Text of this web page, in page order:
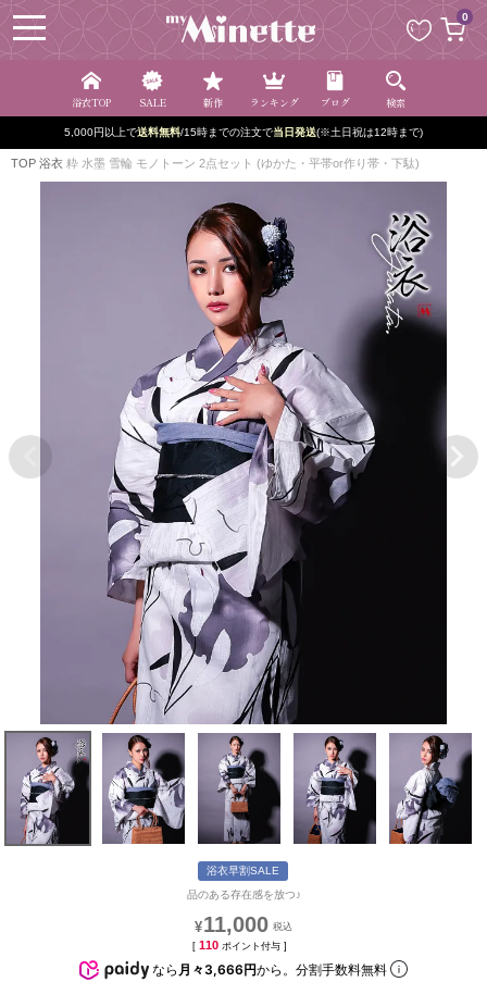
0
浴衣TOP SALE 新作 ランキング ブログ 検索
新規登録で最大2500円OFF!
TOP 浴衣 粋 水墨 雪輪 モノトーン 2点セット (ゆかた・平帯or作り帯・下駄)
浴衣早割SALE
品のある存在感を放つ♪
¥11,000
[ 110 ポイント付与 ]
なら 月々3,666円から。分割手数料無料
ペー
ジト
ップ